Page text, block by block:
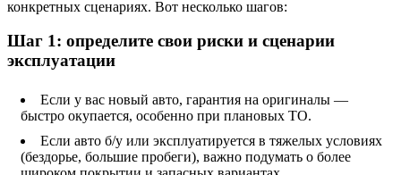
конкретных сценариях. Вот несколько шагов:
Шаг 1: определите свои риски и сценарии
эксплуатации
Если у вас новый авто, гарантия на оригиналы —
быстро окупается, особенно при плановых ТО.
Если авто б/у или эксплуатируется в тяжелых условиях
(бездорье, большие пробеги), важно подумать о более